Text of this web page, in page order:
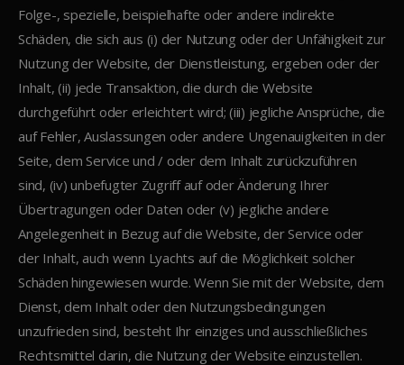
Folge-, spezielle, beispielhafte oder andere indirekte
Schäden, die sich aus (i) der Nutzung oder der Unfähigkeit zur
Nutzung der Website, der Dienstleistung, ergeben oder der
Inhalt, (ii) jede Transaktion, die durch die Website
durchgeführt oder erleichtert wird; (iii) jegliche Ansprüche, die
auf Fehler, Auslassungen oder andere Ungenauigkeiten in der
Seite, dem Service und / oder dem Inhalt zurückzuführen
sind, (iv) unbefugter Zugriff auf oder Änderung Ihrer
Übertragungen oder Daten oder (v) jegliche andere
Angelegenheit in Bezug auf die Website, der Service oder
der Inhalt, auch wenn Lyachts auf die Möglichkeit solcher
Schäden hingewiesen wurde. Wenn Sie mit der Website, dem
Dienst, dem Inhalt oder den Nutzungsbedingungen
unzufrieden sind, besteht Ihr einziges und ausschließliches
Rechtsmittel darin, die Nutzung der Website einzustellen.